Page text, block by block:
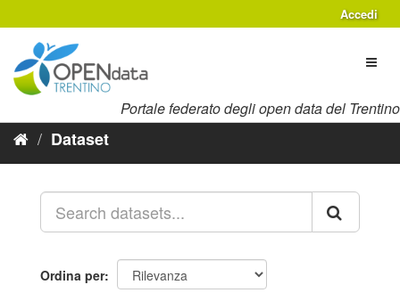
al
contenuto
Accedi
Portale federato degli open data del Trentino
Dataset
Ordina per